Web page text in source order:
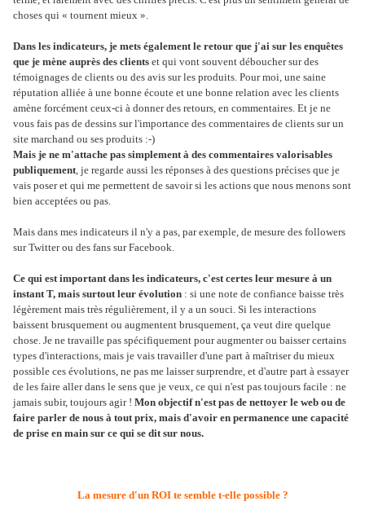
choses qui « tournent mieux ».
Dans les indicateurs, je mets également le retour que j'ai sur les enquêtes
que je mène auprès des clients et qui vont souvent déboucher sur des
témoignages de clients ou des avis sur les produits. Pour moi, une saine
réputation alliée à une bonne écoute et une bonne relation avec les clients
amène forcément ceux-ci à donner des retours, en commentaires. Et je ne
vous fais pas de dessins sur l'importance des commentaires de clients sur un
site marchand ou ses produits :-)
Mais je ne m'attache pas simplement à des commentaires valorisables
publiquement, je regarde aussi les réponses à des questions précises que je
vais poser et qui me permettent de savoir si les actions que nous menons sont
bien acceptées ou pas.
Mais dans mes indicateurs il n'y a pas, par exemple, de mesure des followers
sur Twitter ou des fans sur Facebook.
Ce qui est important dans les indicateurs, c'est certes leur mesure à un
instant T, mais surtout leur évolution : si une note de confiance baisse très
légèrement mais très régulièrement, il y a un souci. Si les interactions
baissent brusquement ou augmentent brusquement, ça veut dire quelque
chose. Je ne travaille pas spécifiquement pour augmenter ou baisser certains
types d'interactions, mais je vais travailler d'une part à maîtriser du mieux
possible ces évolutions, ne pas me laisser surprendre, et d'autre part à essayer
de les faire aller dans le sens que je veux, ce qui n'est pas toujours facile : ne
jamais subir, toujours agir ! Mon objectif n'est pas de nettoyer le web ou de
faire parler de nous à tout prix, mais d'avoir en permanence une capacité
de prise en main sur ce qui se dit sur nous.
La mesure d'un ROI te semble t-elle possible ?